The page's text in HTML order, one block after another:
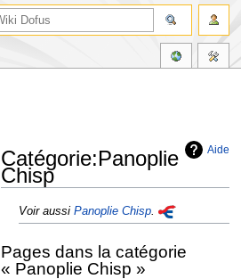
Aide
Catégorie:Panoplie
Chisp
Aller
la
navigation
Aller
la
recherche
Voir aussiPanoplie Chisp.
Pages dans la catégorie
« Panoplie Chisp »